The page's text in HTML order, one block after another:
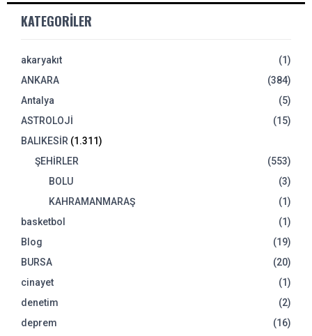
KATEGORILER
akaryakıt
(1)
ANKARA
(384)
Antalya
(5)
ASTROLOJİ
(15)
BALIKESİR (1.311)
ŞEHİRLER
(553)
BOLU
(3)
KAHRAMANMARAŞ
(1)
basketbol
(1)
Blog
(19)
BURSA
(20)
cinayet
(1)
denetim
(2)
deprem
(16)